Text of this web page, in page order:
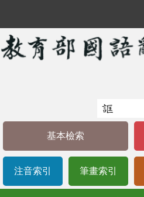
基本檢索
注音索引 筆畫索引